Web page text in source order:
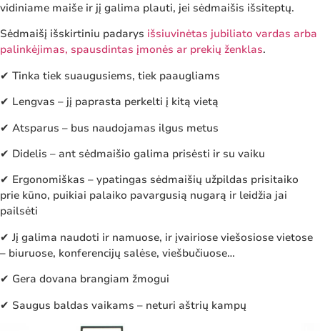
vidiniame maiše ir jį galima plauti, jei sėdmaišis išsiteptų.
Sėdmaišį išskirtiniu padarys išsiuvinėtas jubiliato vardas arba
palinkėjimas, spausdintas įmonės ar prekių ženklas.
✔ Tinka tiek suaugusiems, tiek paaugliams
✔ Lengvas – jį paprasta perkelti į kitą vietą
✔ Atsparus – bus naudojamas ilgus metus
✔ Didelis – ant sėdmaišio galima prisėsti ir su vaiku
✔ Ergonomiškas – ypatingas sėdmaišių užpildas prisitaiko
prie kūno, puikiai palaiko pavargusią nugarą ir leidžia jai
pailsėti
✔ Jį galima naudoti ir namuose, ir įvairiose viešosiose vietose
– biuruose, konferencijų salėse, viešbučiuose…
✔ Gera dovana brangiam žmogui
✔ Saugus baldas vaikams – neturi aštrių kampų